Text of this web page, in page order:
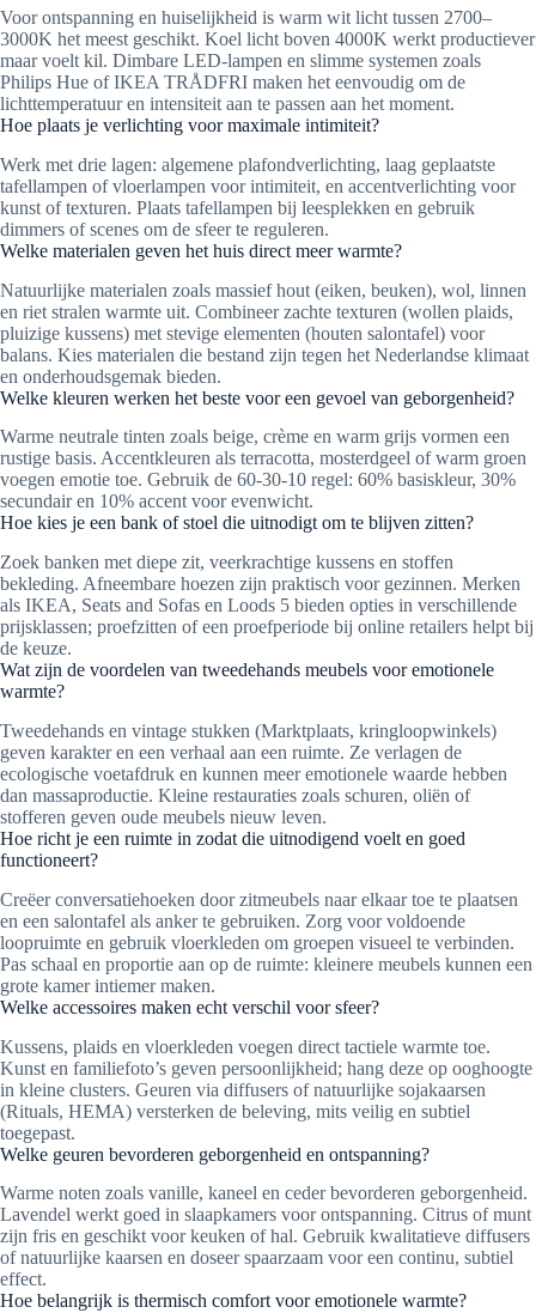
Voor ontspanning en huiselijkheid is warm wit licht tussen 2700–
3000K het meest geschikt. Koel licht boven 4000K werkt productiever
maar voelt kil. Dimbare LED-lampen en slimme systemen zoals
Philips Hue of IKEA TRÅDFRI maken het eenvoudig om de
lichttemperatuur en intensiteit aan te passen aan het moment.
Hoe plaats je verlichting voor maximale intimiteit?
Werk met drie lagen: algemene plafondverlichting, laag geplaatste
tafellampen of vloerlampen voor intimiteit, en accentverlichting voor
kunst of texturen. Plaats tafellampen bij leesplekken en gebruik
dimmers of scenes om de sfeer te reguleren.
Welke materialen geven het huis direct meer warmte?
Natuurlijke materialen zoals massief hout (eiken, beuken), wol, linnen
en riet stralen warmte uit. Combineer zachte texturen (wollen plaids,
pluizige kussens) met stevige elementen (houten salontafel) voor
balans. Kies materialen die bestand zijn tegen het Nederlandse klimaat
en onderhoudsgemak bieden.
Welke kleuren werken het beste voor een gevoel van geborgenheid?
Warme neutrale tinten zoals beige, crème en warm grijs vormen een
rustige basis. Accentkleuren als terracotta, mosterdgeel of warm groen
voegen emotie toe. Gebruik de 60-30-10 regel: 60% basiskleur, 30%
secundair en 10% accent voor evenwicht.
Hoe kies je een bank of stoel die uitnodigt om te blijven zitten?
Zoek banken met diepe zit, veerkrachtige kussens en stoffen
bekleding. Afneembare hoezen zijn praktisch voor gezinnen. Merken
als IKEA, Seats and Sofas en Loods 5 bieden opties in verschillende
prijsklassen; proefzitten of een proefperiode bij online retailers helpt bij
de keuze.
Wat zijn de voordelen van tweedehands meubels voor emotionele
warmte?
Tweedehands en vintage stukken (Marktplaats, kringloopwinkels)
geven karakter en een verhaal aan een ruimte. Ze verlagen de
ecologische voetafdruk en kunnen meer emotionele waarde hebben
dan massaproductie. Kleine restauraties zoals schuren, oliën of
stofferen geven oude meubels nieuw leven.
Hoe richt je een ruimte in zodat die uitnodigend voelt en goed
functioneert?
Creëer conversatiehoeken door zitmeubels naar elkaar toe te plaatsen
en een salontafel als anker te gebruiken. Zorg voor voldoende
loopruimte en gebruik vloerkleden om groepen visueel te verbinden.
Pas schaal en proportie aan op de ruimte: kleinere meubels kunnen een
grote kamer intiemer maken.
Welke accessoires maken echt verschil voor sfeer?
Kussens, plaids en vloerkleden voegen direct tactiele warmte toe.
Kunst en familie­foto’s geven persoonlijkheid; hang deze op ooghoogte
in kleine clusters. Geuren via diffusers of natuurlijke soja­kaarsen
(Rituals, HEMA) versterken de beleving, mits veilig en subtiel
toegepast.
Welke geuren bevorderen geborgenheid en ontspanning?
Warme noten zoals vanille, kaneel en ceder bevorderen geborgenheid.
Lavendel werkt goed in slaapkamers voor ontspanning. Citrus of munt
zijn fris en geschikt voor keuken of hal. Gebruik kwalitatieve diffusers
of natuurlijke kaarsen en doseer spaarzaam voor een continu, subtiel
effect.
Hoe belangrijk is thermisch comfort voor emotionele warmte?